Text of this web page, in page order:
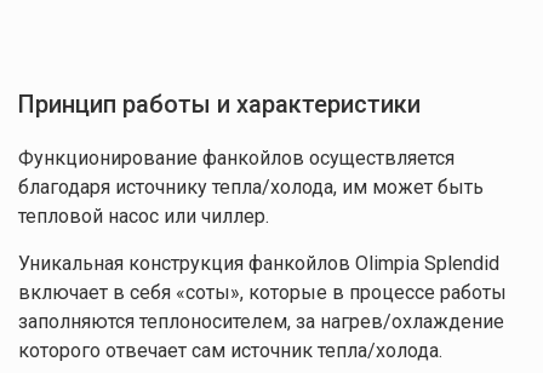
Принцип работы и характеристики
Функционирование фанкойлов осуществляется
благодаря источнику тепла/холода, им может быть
тепловой насос или чиллер.
Уникальная конструкция фанкойлов Olimpia Splendid
включает в себя «соты», которые в процессе работы
заполняются теплоносителем, за нагрев/охлаждение
которого отвечает сам источник тепла/холода.